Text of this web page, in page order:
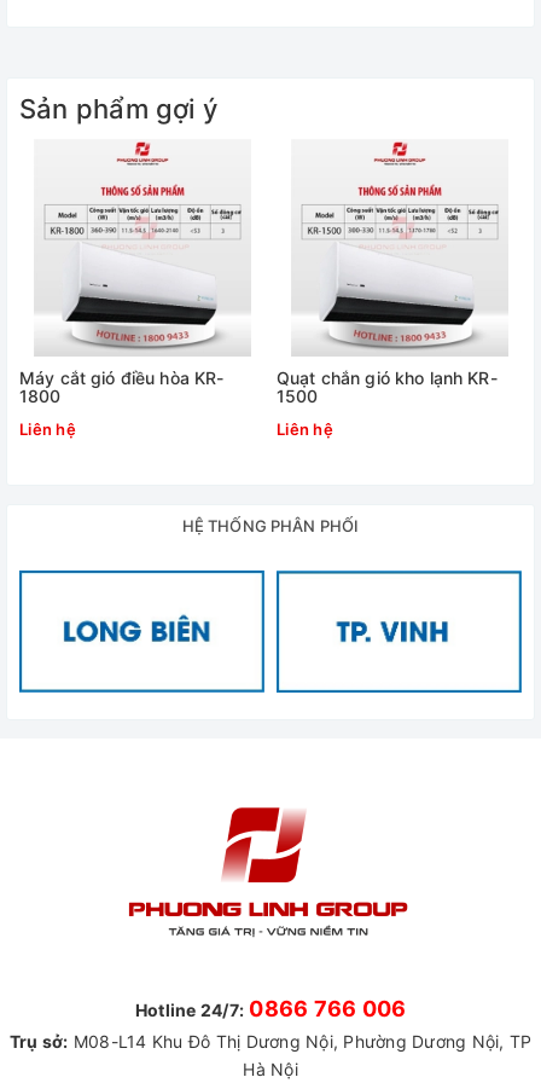
Sản phẩm gợi ý
Máy cắt gió điều hòa KR-
1800
Liên hệ
Quạt chắn gió kho lạnh KR-
1500
Liên hệ
HỆ THỐNG PHÂN PHỐI
Hotline 24/7: 0866 766 006
Trụ sở: M08-L14 Khu Đô Thị Dương Nội, Phường Dương Nội, TP
Hà Nội